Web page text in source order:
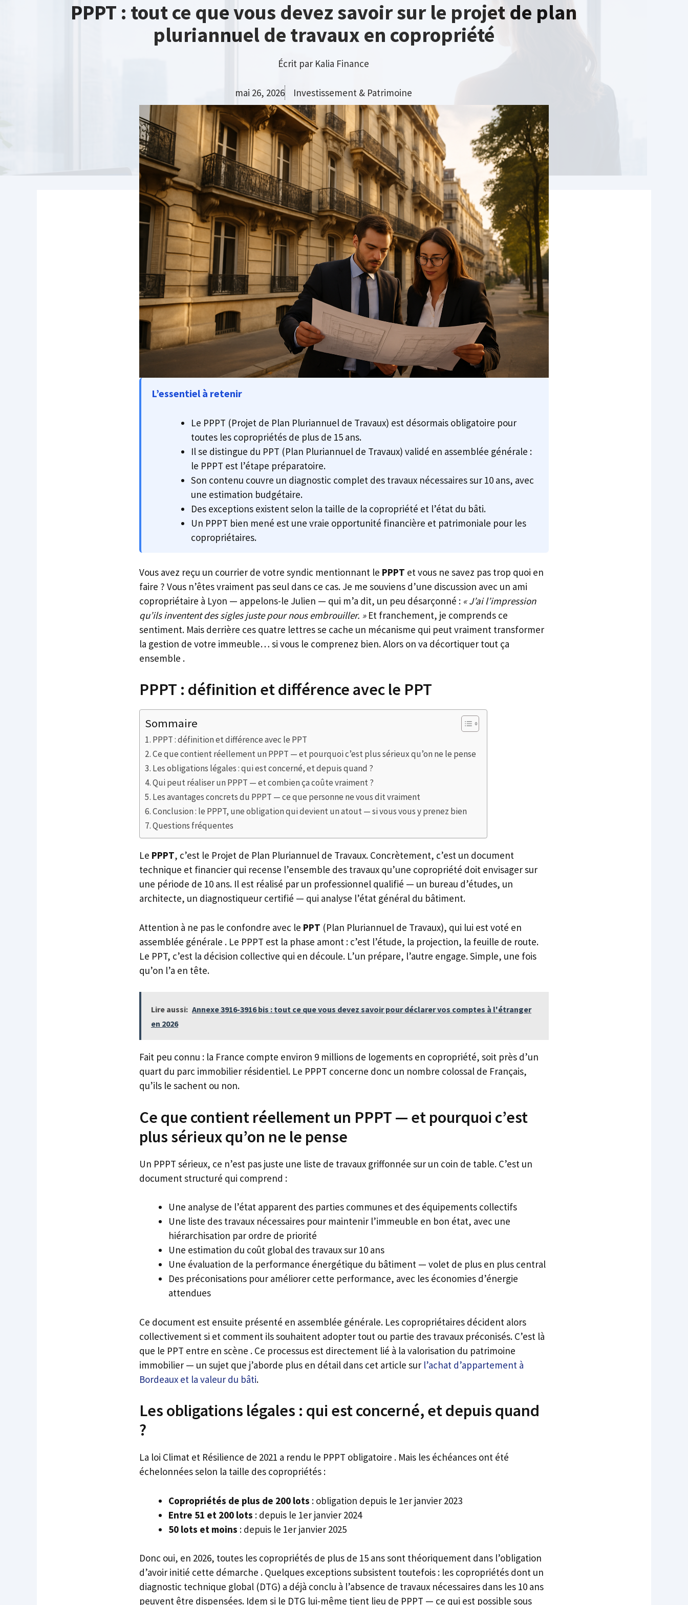
PPPT : tout ce que vous devez savoir sur le projet de plan
pluriannuel de travaux en copropriété
Écrit par Kalia Finance
mai 26, 2026 Investissement & Patrimoine
L’essentiel à retenir
Le PPPT (Projet de Plan Pluriannuel de Travaux) est désormais obligatoire pour
toutes les copropriétés de plus de 15 ans.
Il se distingue du PPT (Plan Pluriannuel de Travaux) validé en assemblée générale :
le PPPT est l’étape préparatoire.
Son contenu couvre un diagnostic complet des travaux nécessaires sur 10 ans, avec
une estimation budgétaire.
Des exceptions existent selon la taille de la copropriété et l’état du bâti.
Un PPPT bien mené est une vraie opportunité financière et patrimoniale pour les
copropriétaires.
Vous avez reçu un courrier de votre syndic mentionnant le PPPT et vous ne savez pas trop quoi en
faire ? Vous n’êtes vraiment pas seul dans ce cas. Je me souviens d’une discussion avec un ami
copropriétaire à Lyon — appelons-le Julien — qui m’a dit, un peu désarçonné : « J’ai l’impression
qu’ils inventent des sigles juste pour nous embrouiller. »Et franchement, je comprends ce
sentiment. Mais derrière ces quatre lettres se cache un mécanisme qui peut vraiment transformer
la gestion de votre immeuble… si vous le comprenez bien. Alors on va décortiquer tout ça
ensemble .
PPPT : définition et différence avec le PPT
Sommaire
PPPT : définition et différence avec le PPT
Ce que contient réellement un PPPT — et pourquoi c’est plus sérieux qu’on ne le pense
Les obligations légales : qui est concerné, et depuis quand ?
Qui peut réaliser un PPPT — et combien ça coûte vraiment ?
Les avantages concrets du PPPT — ce que personne ne vous dit vraiment
Conclusion : le PPPT, une obligation qui devient un atout — si vous vous y prenez bien
Questions fréquentes
Le PPPT, c’est le Projet de Plan Pluriannuel de Travaux. Concrètement, c’est un document
technique et financier qui recense l’ensemble des travaux qu’une copropriété doit envisager sur
une période de 10 ans. Il est réalisé par un professionnel qualifié — un bureau d’études, un
architecte, un diagnostiqueur certifié — qui analyse l’état général du bâtiment.
Attention à ne pas le confondre avec le PPT (Plan Pluriannuel de Travaux), qui lui est voté en
assemblée générale . Le PPPT est la phase amont : c’est l’étude, la projection, la feuille de route.
Le PPT, c’est la décision collective qui en découle. L’un prépare, l’autre engage. Simple, une fois
qu’on l’a en tête.
Lire aussi: Annexe 3916-3916 bis : tout ce que vous devez savoir pour déclarer vos comptes à l'étranger
en 2026
Fait peu connu : la France compte environ 9 millions de logements en copropriété, soit près d’un
quart du parc immobilier résidentiel. Le PPPT concerne donc un nombre colossal de Français,
qu’ils le sachent ou non.
Ce que contient réellement un PPPT — et pourquoi c’est
plus sérieux qu’on ne le pense
Un PPPT sérieux, ce n’est pas juste une liste de travaux griffonnée sur un coin de table. C’est un
document structuré qui comprend :
Une analyse de l’état apparent des parties communes et des équipements collectifs
Une liste des travaux nécessaires pour maintenir l’immeuble en bon état, avec une
hiérarchisation par ordre de priorité
Une estimation du coût global des travaux sur 10 ans
Une évaluation de la performance énergétique du bâtiment — volet de plus en plus central
Des préconisations pour améliorer cette performance, avec les économies d’énergie
attendues
Ce document est ensuite présenté en assemblée générale. Les copropriétaires décident alors
collectivement si et comment ils souhaitent adopter tout ou partie des travaux préconisés. C’est là
que le PPT entre en scène . Ce processus est directement lié à la valorisation du patrimoine
immobilier — un sujet que j’aborde plus en détail dans cet article sur l’achat d’appartement à
Bordeaux et la valeur du bâti.
Les obligations légales : qui est concerné, et depuis quand
?
La loi Climat et Résilience de 2021 a rendu le PPPT obligatoire . Mais les échéances ont été
échelonnées selon la taille des copropriétés :
Copropriétés de plus de 200 lots : obligation depuis le 1er janvier 2023
Entre 51 et 200 lots : depuis le 1er janvier 2024
50 lots et moins : depuis le 1er janvier 2025
Donc oui, en 2026, toutes les copropriétés de plus de 15 ans sont théoriquement dans l’obligation
d’avoir initié cette démarche . Quelques exceptions subsistent toutefois : les copropriétés dont un
diagnostic technique global (DTG) a déjà conclu à l’absence de travaux nécessaires dans les 10 ans
peuvent être dispensées. Idem si le DTG lui-même tient lieu de PPPT — ce qui est possible sous